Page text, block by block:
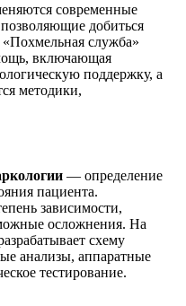
современные
добиться
служба»
включающая
поддержку, а
методики,
— определение
пациента.
зависимости,
осложнения. На
схему
анализы, аппаратные
тестирование.